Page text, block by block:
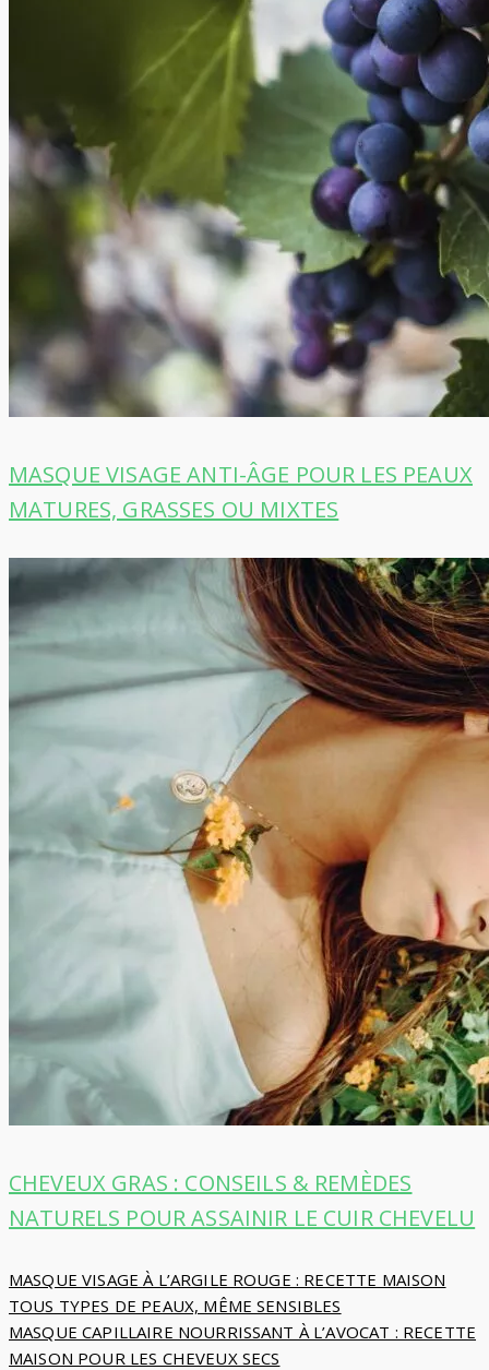
MASQUE VISAGE ANTI-ÂGE POUR LES PEAUX
MATURES, GRASSES OU MIXTES
CHEVEUX GRAS : CONSEILS & REMÈDES
NATURELS POUR ASSAINIR LE CUIR CHEVELU
Navigation
de
MASQUE VISAGE À L’ARGILE ROUGE : RECETTE MAISON
TOUS TYPES DE PEAUX, MÊME SENSIBLES
MASQUE CAPILLAIRE NOURRISSANT À L’AVOCAT : RECETTE
MAISON POUR LES CHEVEUX SECS